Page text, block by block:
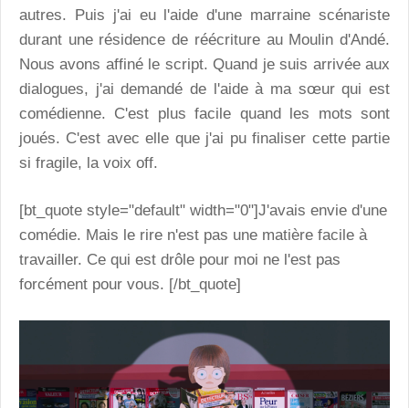
autres. Puis j'ai eu l'aide d'une marraine scénariste
durant une résidence de réécriture au Moulin d'Andé.
Nous avons affiné le script. Quand je suis arrivée aux
dialogues, j'ai demandé de l'aide à ma sœur qui est
comédienne. C'est plus facile quand les mots sont
joués. C'est avec elle que j'ai pu finaliser cette partie
si fragile, la voix off.
[bt_quote style="default" width="0"]J'avais envie d'une
comédie. Mais le rire n'est pas une matière facile à
travailler. Ce qui est drôle pour moi ne l'est pas
forcément pour vous. [/bt_quote]